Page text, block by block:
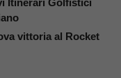
Itinerari Golfistici
vittoria al Rocket